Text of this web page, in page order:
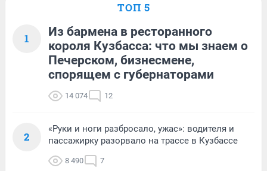
ТОП 5
1
Из бармена в ресторанного
короля Кузбасса: что мы знаем о
Печерском, бизнесмене,
спорящем с губернаторами
14 074 12
2
«Руки и ноги разбросало, ужас»: водителя и
пассажирку разорвало на трассе в Кузбассе
8 490 7